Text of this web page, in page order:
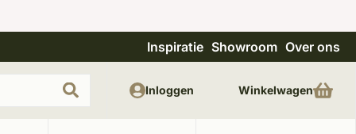
Uitgebreide showroom in Kesteren Unieke
Inspiratie Showroom Over ons
Inloggen Winkelwagen